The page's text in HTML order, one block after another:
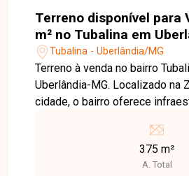
Terreno disponível para
m² no Tubalina em
Tubalina - Uberlândia/MG
Terreno à venda no bairro
Uberlândia-MG. Localizado na Zona Leste da
cidade, o bairro oferece
eficiente e coleta de lixo
conta com escolas, unidades
variado e áreas verdes,
375 m²
A. Total